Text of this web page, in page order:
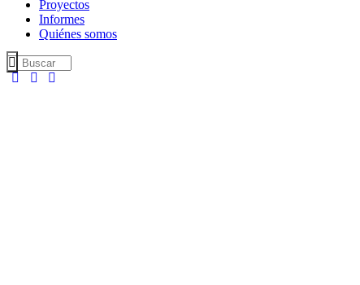
Proyectos
Informes
Quiénes somos